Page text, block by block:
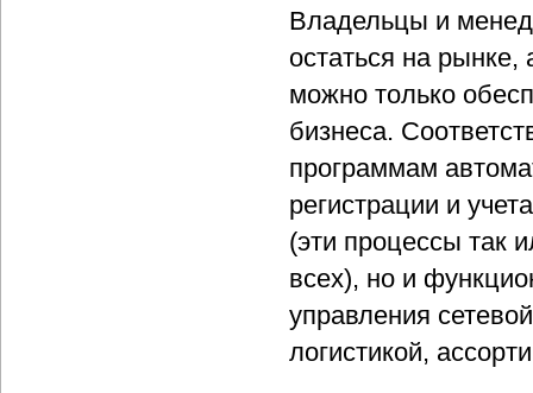
Владельцы и
остаться на
можно только
бизнеса.
программам
регистрации и
(эти процессы так
всех), но и
управления
логистикой,